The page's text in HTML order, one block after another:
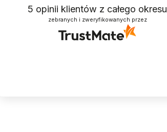
5 opinii klientów z całego okresu
zebranych i zweryfikowanych przez